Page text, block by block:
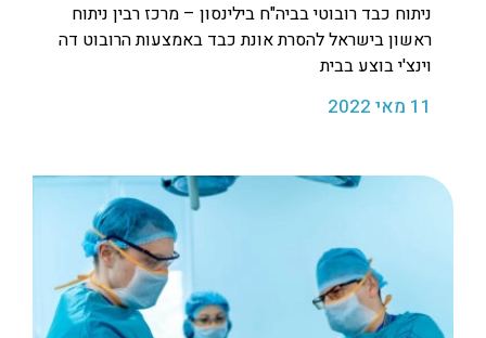
ניתוח כבד רובוטי בביה"ח בילינסון – מרכז רבין ניתוח
ראשון בישראל להסרת אונת כבד באמצעות הרובוט דה
וינצ'י בוצע בבית
11 מאי 2022